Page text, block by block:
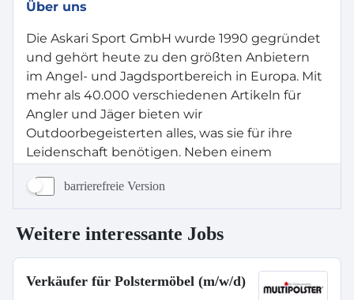
barrierefreie Version
Weitere interessante Jobs
Verkäufer für Polstermöbel (m/w/d)